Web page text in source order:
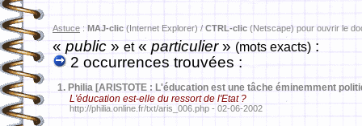
Astuce : MAJ-clic (Internet Explorer) / CTRL-clic (Netscape) pour ouvrir le
«public » et« particulier» (mots exacts) :
2 occurrences trouvées :
1. Philia [ARISTOTE : L'éducation est une tâche éminemment
L'éducation est-elle du ressort de l'Etat ?
http://philia.online.fr/txt/aris_006.php - 02-06-2002